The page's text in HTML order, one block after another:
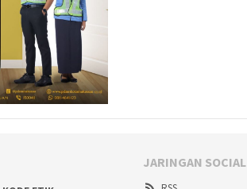
JARINGAN SOCIAL